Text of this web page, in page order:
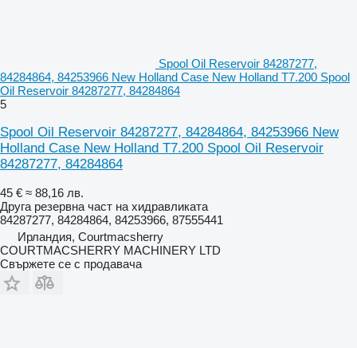
Spool Oil Reservoir 84287277,
84284864, 84253966 New Holland Case New Holland T7.200 Spool
Oil Reservoir 84287277, 84284864
5
Spool Oil Reservoir 84287277, 84284864, 84253966 New
Holland Case New Holland T7.200 Spool Oil Reservoir
84287277, 84284864
45 € ≈ 88,16 лв.
Друга резервна част на хидравликата
84287277, 84284864, 84253966, 87555441
Ирландия, Courtmacsherry
COURTMACSHERRY MACHINERY LTD
Свържете се с продавача